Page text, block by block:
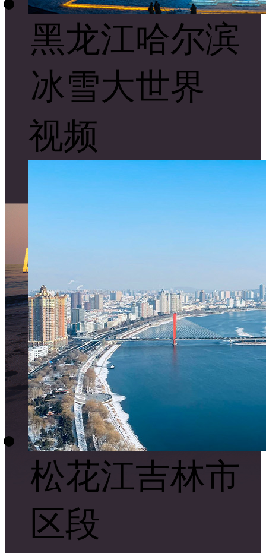
黑龙江哈尔滨
冰雪大世界
视频
松花江吉林市
区段